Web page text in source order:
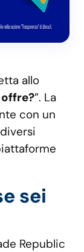
allo
offre?”. La
con un
sei
Republic